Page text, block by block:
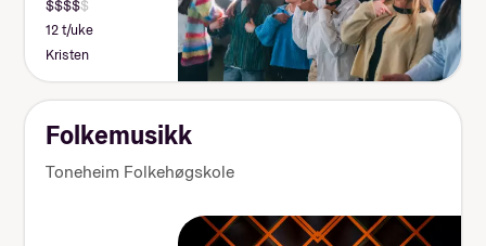
12 t/uke
Kristen
Folkemusikk
Toneheim Folkehøgskole